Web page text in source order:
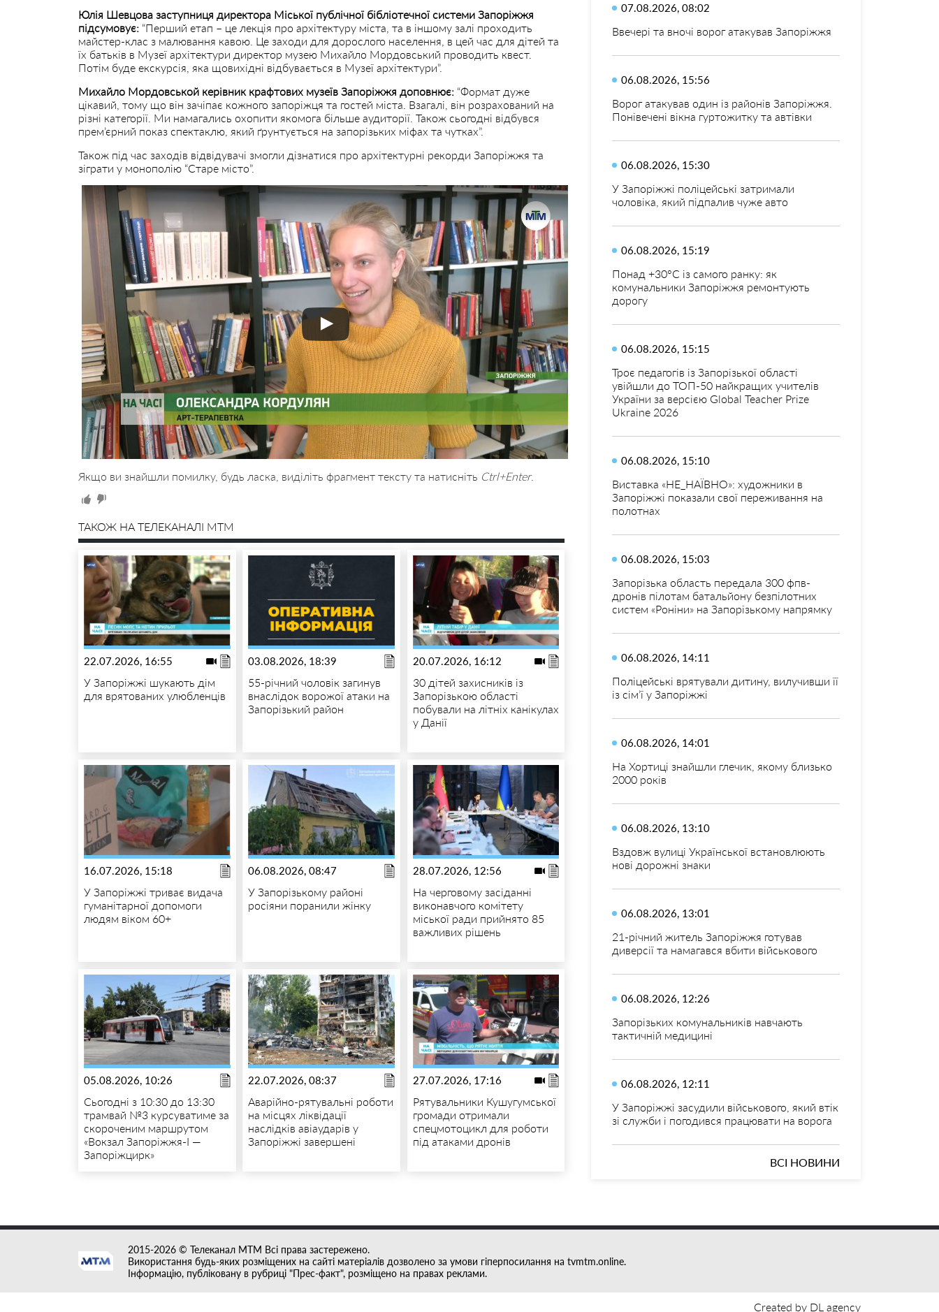
Юлія Шевцова заступниця директора Міської публічної бібліотечної системи Запоріжжя
підсумовує: “Перший етап – це лекція про архітектуру міста, та в іншому залі проходить
майстер-клас з малювання кавою. Це заходи для дорослого населення, в цей час для дітей та
їх батьків в Музеї архітектури директор музею Михайло Мордовський проводить квест.
Потім буде екскурсія, яка щовихідні відбувається в Музеї архітектури”.
Михайло Мордовськой керівник крафтових музеїв Запоріжжя доповнює: “Формат дуже
цікавий, тому що він зачіпає кожного запоріжця та гостей міста. Взагалі, він розрахований на
різні категорії. Ми намагались охопити якомога більше аудиторії. Також сьогодні відбувся
прем’єрний показ спектаклю, який ґрунтується на запорізьких міфах та чутках”.
Також під час заходів відвідувачі змогли дізнатися про архітектурні рекорди Запоріжжя та
зіграти у монополію “Старе місто”.
Якщо ви знайшли помилку, будь ласка, виділіть фрагмент тексту та натисніть Ctrl+Enter.
ТАКОЖ НА ТЕЛЕКАНАЛІ MTM
22.07.2026, 16:55
У Запоріжжі шукають дім
для врятованих улюбленців
03.08.2026, 18:39
55-річний чоловік загинув
внаслідок ворожої атаки на
Запорізький район
20.07.2026, 16:12
30 дітей захисників із
Запорізькою області
побували на літніх канікулах
у Данії
16.07.2026, 15:18
У Запоріжжі триває видача
гуманітарної допомоги
людям віком 60+
06.08.2026, 08:47
У Запорізькому районі
росіяни поранили жінку
28.07.2026, 12:56
На черговому засіданні
виконавчого комітету
міської ради прийнято 85
важливих рішень
05.08.2026, 10:26
Сьогодні з 10:30 до 13:30
трамвай №3 курсуватиме за
скороченим маршрутом
«Вокзал Запоріжжя-I —
Запоріжцирк»
22.07.2026, 08:37
Аварійно-рятувальні роботи
на місцях ліквідації
наслідків авіаударів у
Запоріжжі завершені
27.07.2026, 17:16
Рятувальники Кушугумської
громади отримали
спецмотоцикл для роботи
під атаками дронів
07.08.2026, 08:02
Ввечері та вночі ворог атакував Запоріжжя
06.08.2026, 15:56
Ворог атакував один із районів Запоріжжя.
Понівечені вікна гуртожитку та автівки
06.08.2026, 15:30
У Запоріжжі поліцейські затримали
чоловіка, який підпалив чуже авто
06.08.2026, 15:19
Понад +30°C із самого ранку: як
комунальники Запоріжжя ремонтують
дорогу
06.08.2026, 15:15
Троє педагогів із Запорізької області
увійшли до ТОП-50 найкращих учителів
України за версією Global Teacher Prize
Ukraine 2026
06.08.2026, 15:10
Виставка «НЕ_НАЇВНО»: художники в
Запоріжжі показали свої переживання на
полотнах
06.08.2026, 15:03
Запорізька область передала 300 фпв-
дронів пілотам батальйону безпілотних
систем «Роніни» на Запорізькому напрямку
06.08.2026, 14:11
Поліцейські врятували дитину, вилучивши її
із сім’ї у Запоріжжі
06.08.2026, 14:01
На Хортиці знайшли глечик, якому близько
2000 років
06.08.2026, 13:10
Вздовж вулиці Української встановлюють
нові дорожні знаки
06.08.2026, 13:01
21-річний житель Запоріжжя готував
диверсії та намагався вбити військового
06.08.2026, 12:26
Запорізьких комунальників навчають
тактичній медицині
06.08.2026, 12:11
У Запоріжжі засудили військового, який втік
зі служби і погодився працювати на ворога
ВСІ НОВИНИ
2015-2026 © Телеканал MTM Всі права застережено.
Використання будь-яких розміщених на сайті матеріалів дозволено за умови гіперпосилання на tvmtm.online.
Інформацію, публіковану в рубриці "Прес-факт", розміщено на правах реклами.
Created by DL agency